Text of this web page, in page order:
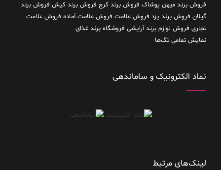
فروش برند میهن پوشاک فروش برند کرج فروش برند کیش فروش برند
گیلان فروش برند یزد فروش علامت فروش علامت آماده فروش علامت
تجاری فروش لوازم برند آرایشی فروشگاه برند غذای
نمایش تمامی تگ‌ها
نماد الکترونیک و ساماندهی
لینک‌های مرتبط